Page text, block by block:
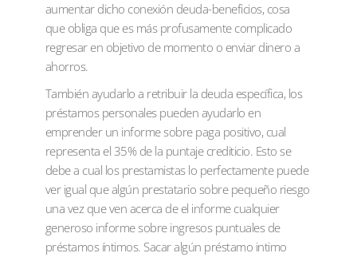
aumentar dicho conexión deuda-beneficios, cosa
que obliga que es más profusamente complicado
regresar en objetivo de momento o enviar dinero a
ahorros.
También ayudarlo a retribuir la deuda específica, los
préstamos personales pueden ayudarlo en
emprender un informe sobre paga positivo, cual
representa el 35% de la puntaje crediticio. Esto se
debe a cual los prestamistas lo perfectamente puede
ver igual que algún prestatario sobre pequeño riesgo
una vez que ven acerca de el informe cualquier
generoso informe sobre ingresos puntuales de
préstamos íntimos. Sacar algún préstamo intimo